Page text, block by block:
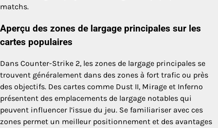
matchs.
Aperçu des zones de largage principales sur les
cartes populaires
Dans Counter-Strike 2, les zones de largage principales se
trouvent généralement dans des zones à fort trafic ou près
des objectifs. Des cartes comme Dust II, Mirage et Inferno
présentent des emplacements de largage notables qui
peuvent influencer l’issue du jeu. Se familiariser avec ces
zones permet un meilleur positionnement et des avantages